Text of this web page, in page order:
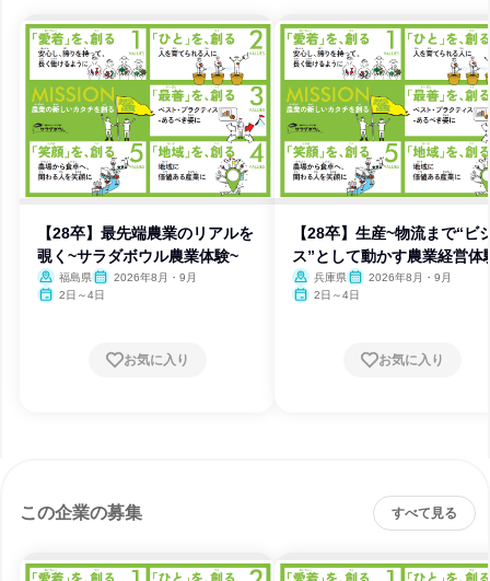
【28卒】最先端農業のリアルを
覗く~サラダボウル農業体験~
福島県
2026年8月・9月
2日～4日
お気に入り
【28卒】生産~物流まで“ビ
ス”として動かす農業経営体
兵庫県
2026年8月・9月
2日～4日
お気に入り
この企業の募集 すべて見る